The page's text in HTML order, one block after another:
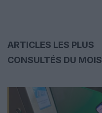
ARTICLES LES PLUS
CONSULTÉS DU MOIS